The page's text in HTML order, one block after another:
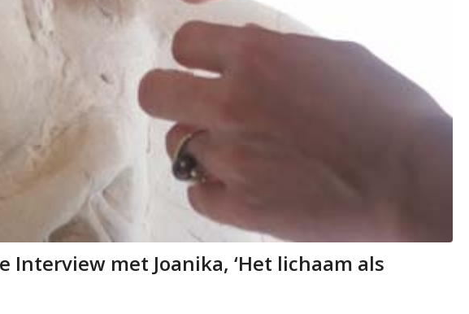
Interview met Joanika, ‘Het lichaam als